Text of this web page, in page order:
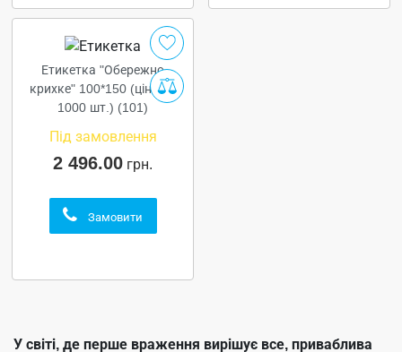
Етикетка "Обережно
крихке" 100*150 (ціна за
1000 шт.) (101)
Під замовлення
2 496.00 грн.
Замовити
У світі, де перше враження вирішує все, приваблива